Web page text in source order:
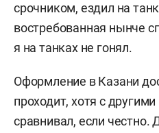
срочником, ездил на
востребованная нынче
я на танках не гонял.
Оформление в Казани
проходит, хотя с
сравнивал, если честно.